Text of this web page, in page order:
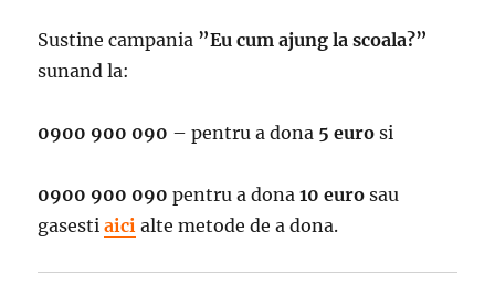
Sustine campania ”Eu cum ajung la scoala?”
sunand la:
0900 900 090 – pentru a dona 5 euro si
0900 900 090 pentru a dona10 eurosau
gasestiaici alte metode de a dona.